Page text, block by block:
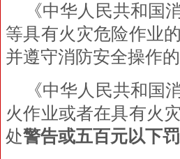
《中华人民共和国
等具有火灾危险作业
并遵守消防安全操作的
《中华人民共和国
火作业或者在具有火
处警告或五百元以下